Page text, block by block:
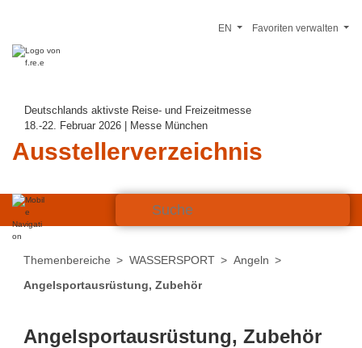
Deutschlands aktivste Reise- und Freizeitmesse
18.-22. Februar 2026 | Messe München
Ausstellerverzeichnis
Favoriten verwalten
EN
Themenbereiche WASSERSPORT
Angeln
Angelsportausrüstung, Zubehör
Angelsportausrüstung, Zubehör